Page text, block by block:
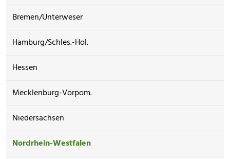
Bremen/Unterweser
Hamburg/Schles.-Hol.
Hessen
Mecklenburg-Vorpom.
Niedersachsen
Nordrhein-Westfalen